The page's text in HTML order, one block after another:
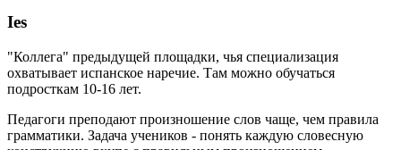
Ies
"Коллега" предыдущей площадки, чья специализация
охватывает испанское наречие. Там можно обучаться
подросткам 10-16 лет.
Педагоги преподают произношение слов чаще, чем правила
грамматики. Задача учеников - понять каждую словесную